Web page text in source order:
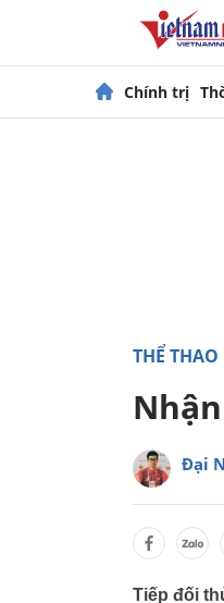
Chính trị
THỂ THAO
Đại
Tiếp đối